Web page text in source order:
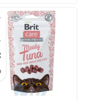
et Urinaire